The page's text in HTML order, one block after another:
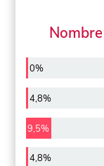
0%
4,8%
9,5%
4,8%